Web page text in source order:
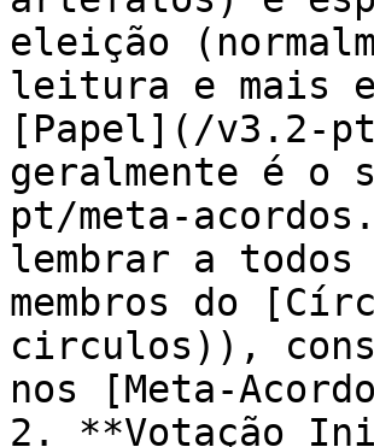
eleição
leitura e mais
[Papel](/v3.2-
geralmente é
pt/meta-
lembrar a
membros do
circulos)),
nos [Meta-
2. **Votação